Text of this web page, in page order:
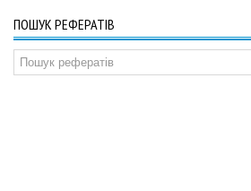
ПОШУК РЕФЕРАТІВ